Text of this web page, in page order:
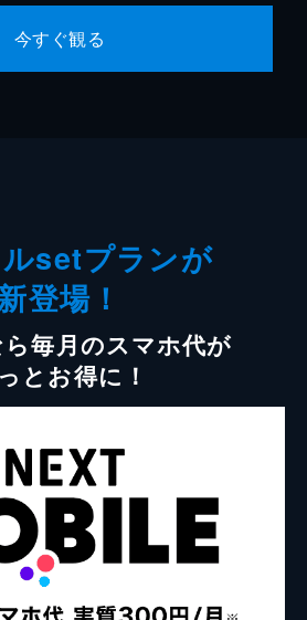
今すぐ観る
setプランが
登場！
毎月のスマホ代が
とお得に！